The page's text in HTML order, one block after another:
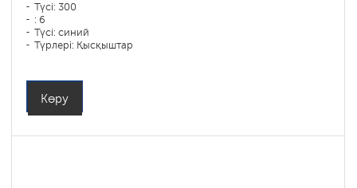
Түсі: 300
: 6
Түсі: синий
Түрлері: Қысқыштар
Көру